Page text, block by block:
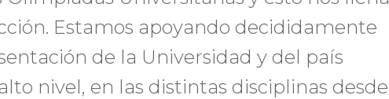
Estamos apoyando decididamente
de la Universidad y del país
nivel, en las distintas disciplinas desde